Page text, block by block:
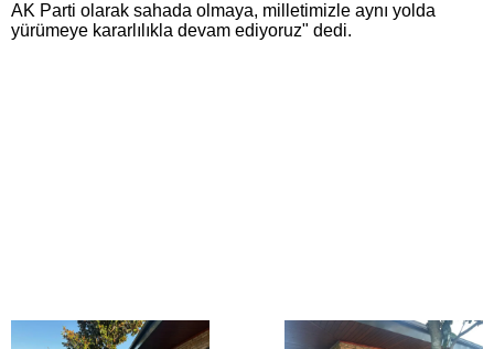
AK Parti olarak sahada olmaya, milletimizle aynı yolda
yürümeye kararlılıkla devam ediyoruz" dedi.